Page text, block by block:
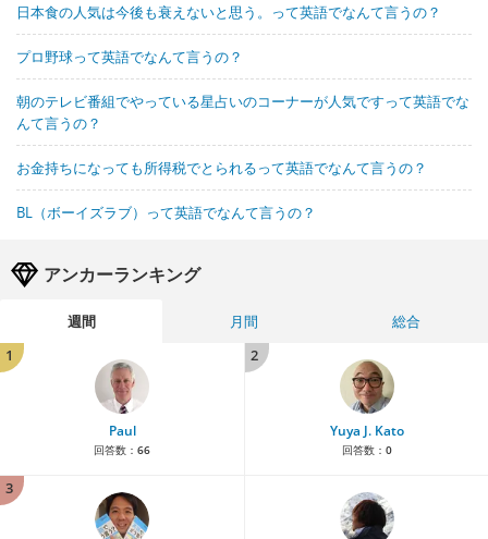
日本食の人気は今後も衰えないと思う。って英語でなんて言うの？
プロ野球って英語でなんて言うの？
朝のテレビ番組でやっている星占いのコーナーが人気ですって英語でな
んて言うの？
お金持ちになっても所得税でとられるって英語でなんて言うの？
BL（ボーイズラブ）って英語でなんて言うの？
アンカーランキング
週間 月間
総合
1
Paul
回答数： 66
2
Yuya J. Kato
回答数： 0
3